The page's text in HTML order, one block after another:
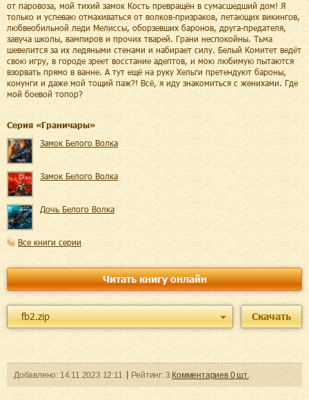
от паровоза, мой тихий замок Кость превращён в сумасшедший дом! Я
только и успеваю отмахиваться от волков-призраков, летающих викингов,
любвеобильной леди Мелиссы, оборзевших баронов, друга-предателя,
завуча школы, вампиров и прочих тварей. Грани неспокойны. Тьма
шевелится за их ледяными стенами и набирает силу. Белый Комитет ведёт
свою игру, в городе зреет восстание адептов, и мою любимую пытаются
взорвать прямо в ванне. А тут ещё на руку Хельги претендуют бароны,
конунги и даже мой тощий паж?! Всё, я иду знакомиться с женихами. Где
мой боевой топор?
Cерия «Граничары»
Замок Белого Волка
Замок Белого Волка
Дочь Белого Волка
Все книги серии
Читать книгу онлайн
fb2.zip Скачать
Добавленo: 14.11.2023 12:11 Рейтинг: 3 Комментариев 0шт.